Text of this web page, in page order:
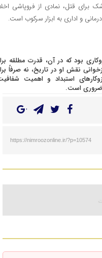
برای قتل، نمادی از فروپاشی
و اداری به ابزار سرکوب است.
بود که در آن، قدرت مطلقه
نقش او در تاریخ، نه صرفاً
استبداد و اهمیت
ضروری است.
https://nimroozonline.ir/?p=10574